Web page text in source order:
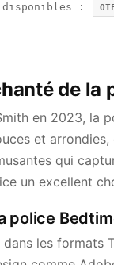
disponibles :
de
en 2023, la
et
qui
un excellent
police
les formats